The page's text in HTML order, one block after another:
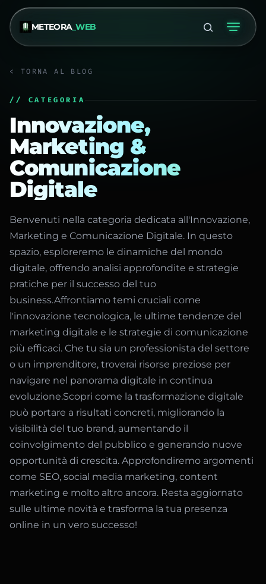
METEORA_WEB
< TORNA AL BLOG
// CATEGORIA
Innovazione,
Marketing &
Comunicazione
Digitale
Benvenuti nella categoria dedicata all'Innovazione,
Marketing e Comunicazione Digitale. In questo
spazio, esploreremo le dinamiche del mondo
digitale, offrendo analisi approfondite e strategie
pratiche per il successo del tuo
business.Affrontiamo temi cruciali come
l'innovazione tecnologica, le ultime tendenze del
marketing digitale e le strategie di comunicazione
più efficaci. Che tu sia un professionista del settore
o un imprenditore, troverai risorse preziose per
navigare nel panorama digitale in continua
evoluzione.Scopri come la trasformazione digitale
può portare a risultati concreti, migliorando la
visibilità del tuo brand, aumentando il
coinvolgimento del pubblico e generando nuove
opportunità di crescita. Approfondiremo argomenti
come SEO, social media marketing, content
marketing e molto altro ancora. Resta aggiornato
sulle ultime novità e trasforma la tua presenza
online in un vero successo!